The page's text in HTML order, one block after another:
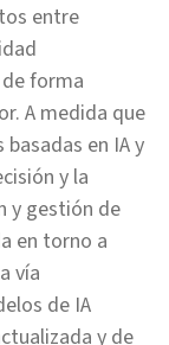
entre
forma
A medida que
en IA y
y la
y gestión de
en torno a
vía
de IA
y de